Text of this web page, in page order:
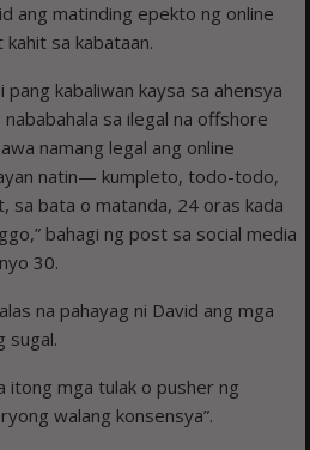
ang matinding epekto ng online
kahit sa kabataan.
pang kabaliwan kaysa sa ahensya
sa ilegal na offshore
namang legal ang online
natin— kumpleto, todo-todo,
sa bata o matanda, 24 oras kada
bahagi ng post sa social media
30.
na pahayag ni David ang mga
sugal.
itong mga tulak o pusher ng
walang konsensya”.